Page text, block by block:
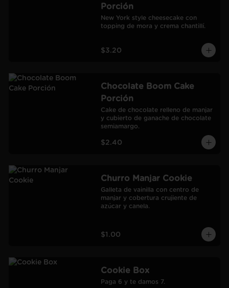
Porción
New York style cheesecake con
topping de mora y crema chantillí.
$3.20
Chocolate Boom Cake
Porción
Cake de chocolate relleno de manjar
y cubierto de ganache de chocolate
semiamargo.
$2.40
Churro Manjar Cookie
Galleta de vainilla con centro de
manjar y cobertura crujiente de
azúcar y canela.
$1.00
Cookie Box
Paga 6 y te damos 7.